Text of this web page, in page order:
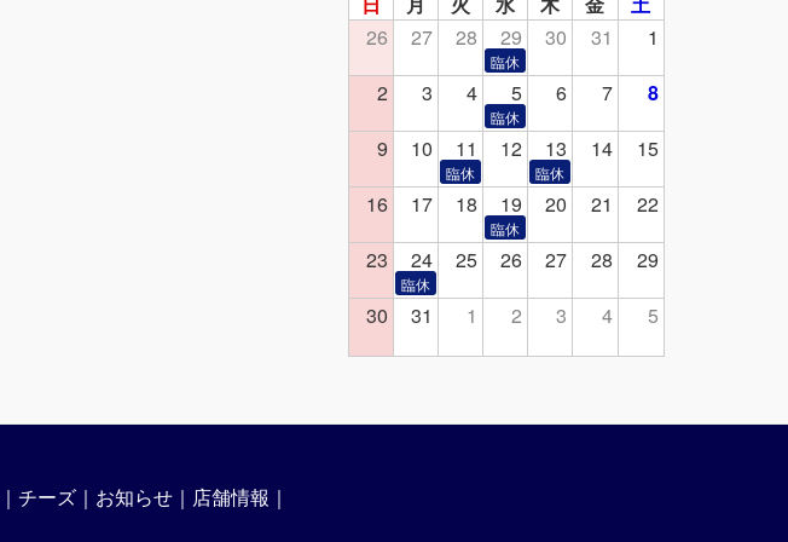
26
27 28 29 30 31
1
2
3 4 5 6 7
8
9
10 11 12 13 14
15
16
17 18 19 20 21
22
23
24 25 26 27 28
29
30
31 1 2 3 4 5
｜チーズ お知らせ 店舗情報